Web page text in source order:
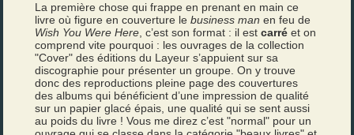
La première chose qui frappe en prenant en main ce
livre où figure en couverture lebusiness man en feu de
Wish You Were Here , c’est son format : il estcarréet on
comprend vite pourquoi : les ouvrages de la collection
"Cover" des éditions du Layeur s’appuient sur sa
discographie pour présenter un groupe. On y trouve
donc des reproductions pleine page des couvertures
des albums qui bénéficient d’une impression de qualité
sur un papier glacé épais, une qualité qui se sent aussi
au poids du livre ! Vous me direz c’est "normal" pour un